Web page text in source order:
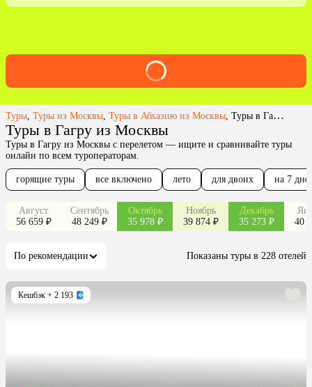
Туры Туры из Москвы Туры в Абхазию из Москвы Туры в Гагру из Москвы
Туры в Гагру из Москвы
Туры в Гагру из Москвы с перелетом — ищите и сравнивайте туры
онлайн по всем туроператорам.
горящие туры все включено лето для двоих на 7
Август
56 659 ₽
Сентябрь
48 249 ₽
Октябрь
35 978 ₽
Ноябрь
39 874 ₽
Декабрь
35 273 ₽
40
По рекомендации Показаны туры в 228 отелей
Кешбэк + 2 193